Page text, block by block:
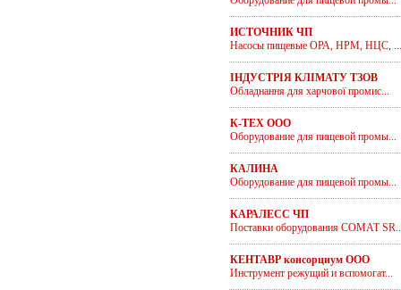
ИСТОЧНИК ЧП
Насосы пищевые ОРА, НРМ, НЦС, ...
ІНДУСТРІЯ КЛІМАТУ ТЗОВ
Обладнання для харчової промис...
К-ТЕХ ООО
Оборудование для пищевой промы...
КАЛИНА
Оборудование для пищевой промы...
КАРАЛЕСС ЧП
Поставки оборудования COMAT
КЕНТАВР консорциум ООО
Инструмент режущий и вспомогат...